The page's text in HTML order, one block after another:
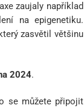
zaujaly například
na epigenetiku.
zasvětil většinu
2024.
se můžete připojit